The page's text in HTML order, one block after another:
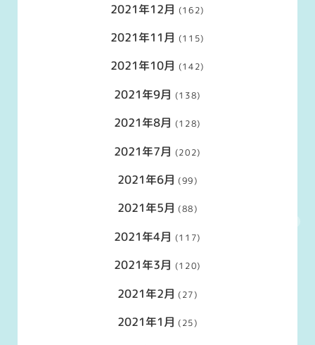
2021年12月 (162)
2021年11月 (115)
2021年10月 (142)
2021年9月 (138)
2021年8月 (128)
2021年7月 (202)
2021年6月 (99)
2021年5月 (88)
2021年4月 (117)
2021年3月 (120)
2021年2月 (27)
2021年1月 (25)